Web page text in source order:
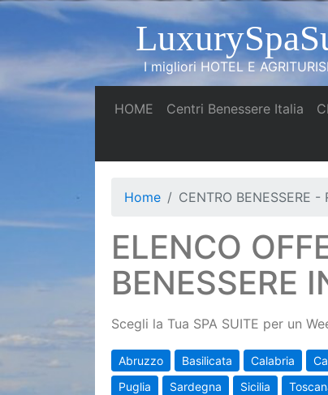
I migliori HOTEL E
HOME (current)
Centri Benessere Italia
Home CENTRO BENESSERE -
ELENCO
BENESSERE
Scegli la Tua SPA SUITE per un
Abruzzo Basilicata Calabria
Puglia
Sardegna Sicilia